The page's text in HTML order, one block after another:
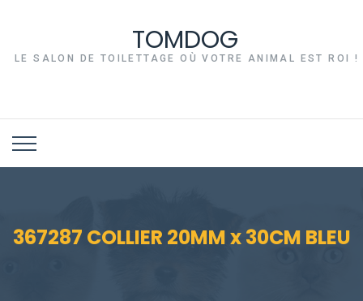
TOMDOG
LE SALON DE TOILETTAGE OÙ VOTRE ANIMAL EST ROI !
367287 COLLIER 20MM x 30CM BLEU